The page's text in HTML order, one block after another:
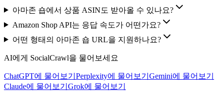
아마존 숍에서 상품 ASIN도 받아올 수 있나요?
Amazon Shop API는 응답 속도가 어떤가요?
어떤 형태의 아마존 숍 URL을 지원하나요?
AI에게 SocialCrawl을 물어보세요
ChatGPT에 물어보기 Perplexity에 물어보기 Gemini에 물어보기
Claude에 물어보기 Grok에 물어보기